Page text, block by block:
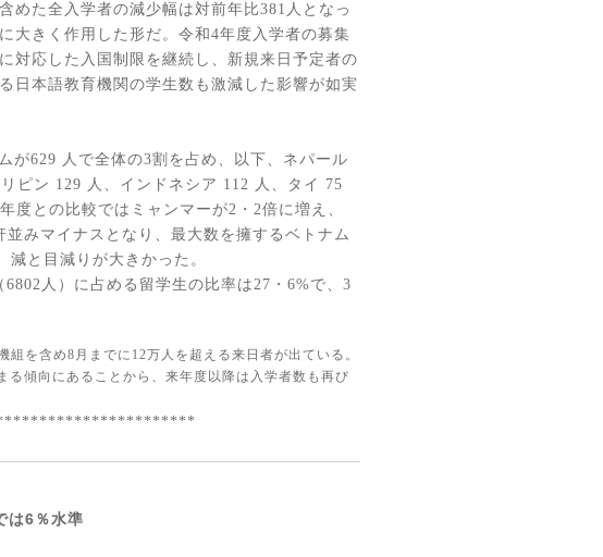
めた全入学者の減少幅は対前年比381 人となっ
大きく作用した形だ。令和 4年度入学者の募集
対応した入国制限を継続し、新規来日予定者の
日本語教育機関の学生数も激減した影響が如実
が629 人で全体の3割を占め、以下、ネパール
ピン 129 人、インドネシア 112 人、タイ 75
度との比較ではミャンマーが2 ・ 2倍に増え、
並みマイナスとなり、最大数を擁するベトナム
減と目減りが大きかった。
6802 人）に占める留学生の比率は27 ・ 6% で、 3
組を含め8 月までに 12万人を超える来日者が出ている。
傾向にあることから、来年度以降は入学者数も再び
は6％水準